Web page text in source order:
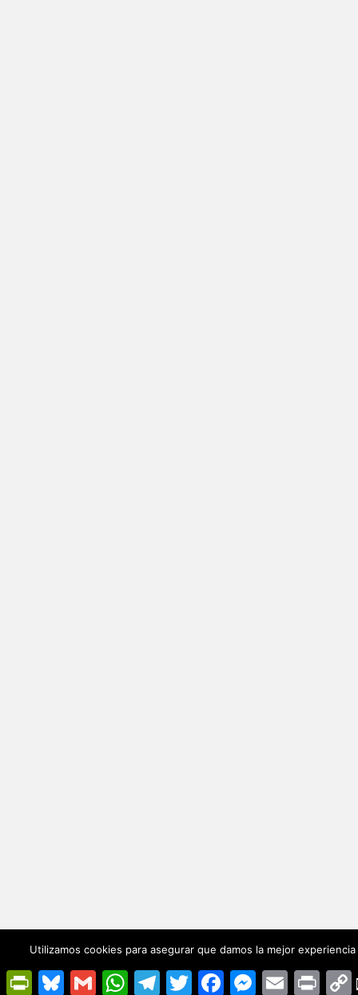
PrintFriendly
BlueskyGmail WhatsAppTelegramTwitter FacebookMessenger
Email Print
Utilizamos cookies para asegurar que damos la mejor